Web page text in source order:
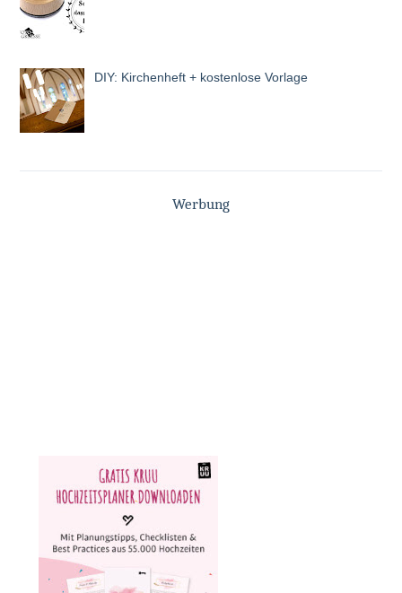
DIY: Kirchenheft + kostenlose Vorlage
Werbung